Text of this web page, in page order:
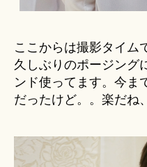
ここからは撮影タイム
久しぶりのポージング
ンド使ってます。今ま
だったけど。。楽だね